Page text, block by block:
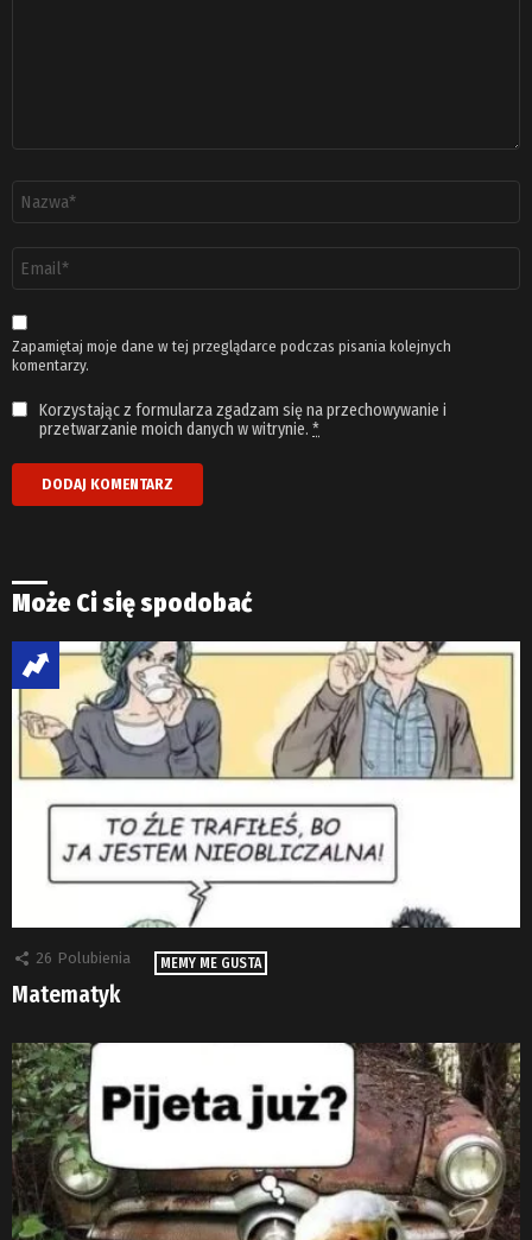
email
*
Zapamiętaj moje dane w tej przeglądarce podczas pisania kolejnych
komentarzy.
Korzystając z formularza zgadzam się na przechowywanie i
przetwarzanie moich danych w witrynie. *
Może Ci się spodobać
26 Polubienia MEMY ME GUSTA
Matematyk